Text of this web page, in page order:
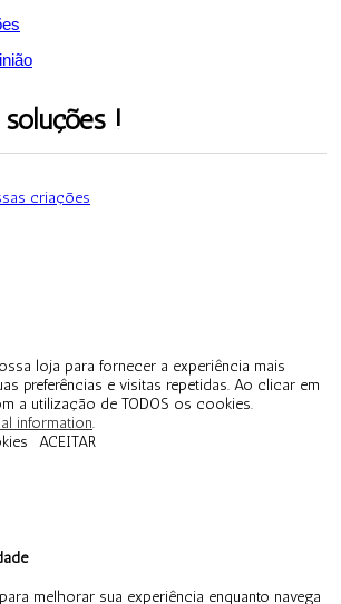
!
criações
loja para fornecer a experiência mais
preferências e visitas repetidas. Ao clicar em
a utilização de TODOS os cookies.
information.
ACEITAR
melhorar sua experiência enquanto navega